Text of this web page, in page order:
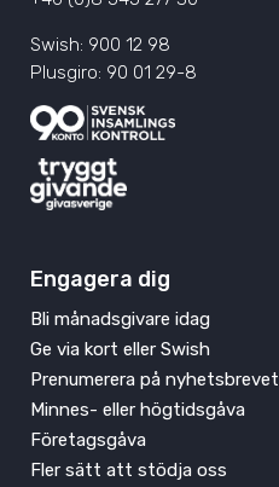
Swish: 900 12 98
Plusgiro: 90 01 29-8
Engagera dig
Bli månadsgivare idag
Ge via kort eller Swish
Prenumerera på nyhetsbrevet
Minnes- eller högtidsgåva
Företagsgåva
Fler sätt att stödja oss